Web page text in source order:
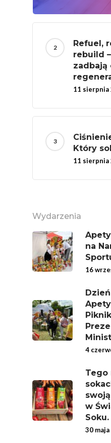
Refuel,
rebuild
zadbają
11 sierpnia
Który
11 sierpnia
Wydarzenia
na
16
4
Tego
w
Soku.
30